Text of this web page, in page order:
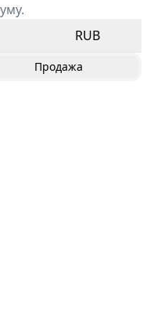
RUB
Продажа